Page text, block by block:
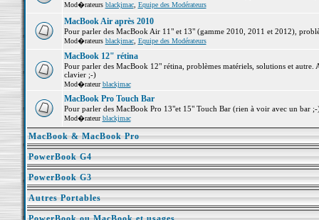
Mod�rateurs blackjmac, Equipe des Modérateurs
MacBook Air après 2010
Pour parler des MacBook Air 11" et 13" (gamme 2010, 2011 et 2012),
Mod�rateurs blackjmac, Equipe des Modérateurs
MacBook 12" rétina
Pour parler des MacBook 12" rétina, problèmes matériels, solutions et
clavier ;-)
Mod�rateurblackjmac
MacBook Pro Touch Bar
Pour parler des MacBook Pro 13"et 15" Touch Bar (rien à voir avec un bar
Mod�rateurblackjmac
MacBook & MacBook Pro
PowerBook G4
PowerBook G3
Autres Portables